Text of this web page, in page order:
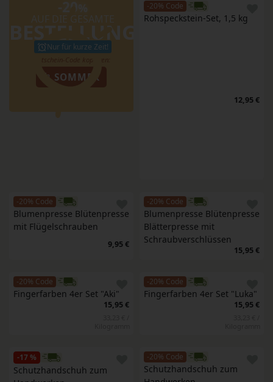
BESTELLUNG
Nur für kurze Zeit!
SOMMER
-20% Code
Rohspeckstein-Set, 1,5 kg
12,95 €
-20% Code
Blumenpresse Blütenpresse
mit Flügelschrauben
9,95 €
-20% Code
Blumenpresse Blütenpresse
Blätterpresse mit
Schraubverschlüssen
15,95 €
-20% Code
Fingerfarben 4er Set "Aki"
15,95 €
-20% Code
Fingerfarben 4er Set "Luka"
15,95 €
-17 %
Schutzhandschuh zum
-20% Code
Schutzhandschuh zum